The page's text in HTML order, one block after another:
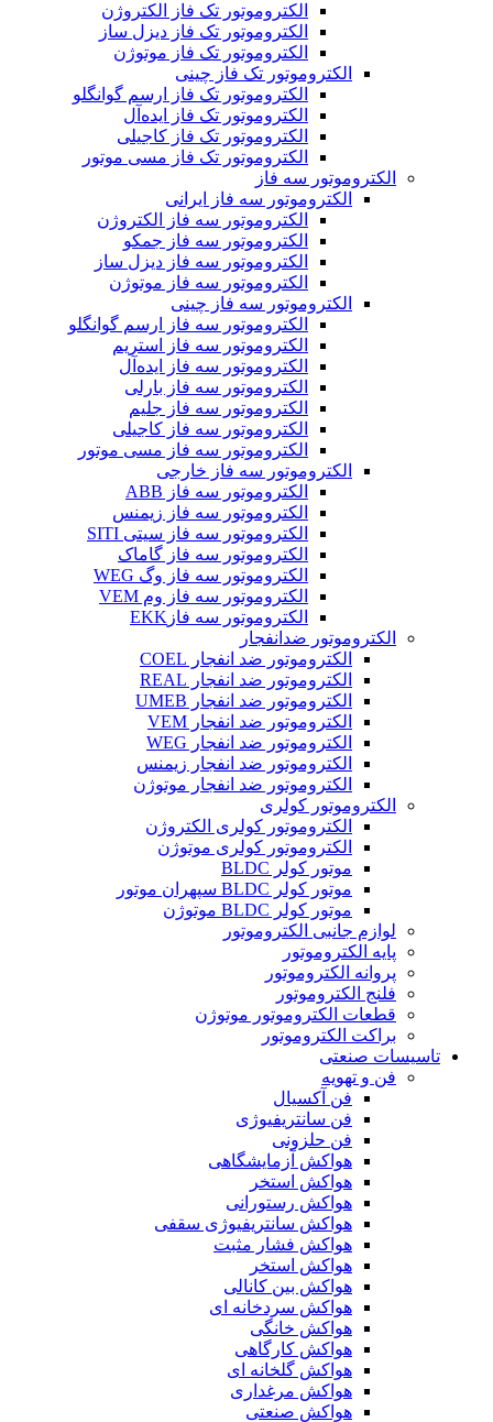
الکتروموتور تک فاز الکتروژن
الکتروموتور تک فاز دیزل ساز
الکتروموتور تک فاز موتوژن
الکتروموتور تک فاز چینی
الکتروموتور تک فاز ارسم گوانگلو
الکتروموتور تک فاز ایده‌آل
الکتروموتور تک فاز کاجیلی
الکتروموتور تک فاز مسی موتور
الکتروموتور سه فاز
الکتروموتور سه فاز ایرانی
الکتروموتور سه فاز الکتروژن
الکتروموتور سه فاز جمکو
الکتروموتور سه فاز دیزل ساز
الکتروموتور سه فاز موتوژن
الکتروموتور سه فاز چینی
الکتروموتور سه فاز ارسم گوانگلو
الکتروموتور سه فاز استریم
الکتروموتور سه فاز ایده‌آل
الکتروموتور سه فاز بارلی
الکتروموتور سه فاز جلیم
الکتروموتور سه فاز کاجیلی
الکتروموتور سه فاز مسی موتور
الکتروموتور سه فاز خارجی
الکتروموتور سه فاز ABB
الکتروموتور سه فاز زیمنس
الکتروموتور سه فاز سیتی SITI
الکتروموتور سه فاز گاماک
الکتروموتور سه فاز وگ WEG
الکتروموتور سه فاز وم VEM
الکتروموتور سه فازEKK
الکتروموتور ضدانفجار
الکتروموتور ضد انفجار COEL
الکتروموتور ضد انفجار REAL
الکتروموتور ضد انفجار UMEB
الکتروموتور ضد انفجار VEM
الکتروموتور ضد انفجار WEG
الکتروموتور ضد انفجار زیمنس
الکتروموتور ضد انفجار موتوژن
الکتروموتور کولری
الکتروموتور کولری الکتروژن
الکتروموتور کولری موتوژن
موتور کولر BLDC
موتور کولر BLDC سپهران موتور
موتور کولر BLDC موتوژن
لوازم جانبی الکتروموتور
پایه الکتروموتور
پروانه الکتروموتور
فلنج الکتروموتور
قطعات الکتروموتور موتوژن
براکت الکتروموتور
تاسیسات صنعتی
فن و تهویه
فن آکسیال
فن سانتریفیوژی
فن حلزونی
هواکش آزمایشگاهی
هواکش استخر
هواکش رستورانی
هواکش سانتریفیوژی سقفی
هواکش فشار مثبت
هواکش استخر
هواکش بین کانالی
هواکش سردخانه ای
هواکش خانگی
هواکش کارگاهی
هواکش گلخانه ای
هواکش مرغداری
هواکش صنعتی